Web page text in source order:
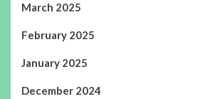
March 2025
February 2025
January 2025
December 2024